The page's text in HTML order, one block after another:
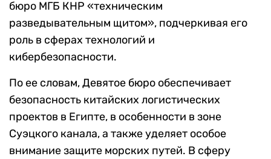
бюро МГБ КНР «техническим
разведывательным щитом», подчеркивая его
роль в сферах технологий и
кибербезопасности.
По ее словам, Девятое бюро обеспечивает
безопасность китайских логистических
проектов в Египте, в особенности в зоне
Суэцкого канала, а также уделяет особое
внимание защите морских путей. В сферу